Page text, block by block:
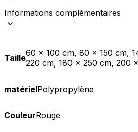
Informations complémentaires
Taille60 x 100 cm, 80 x 150 cm,
220 cm, 180 x 250 cm, 200
matérielPolypropylène
CouleurRouge